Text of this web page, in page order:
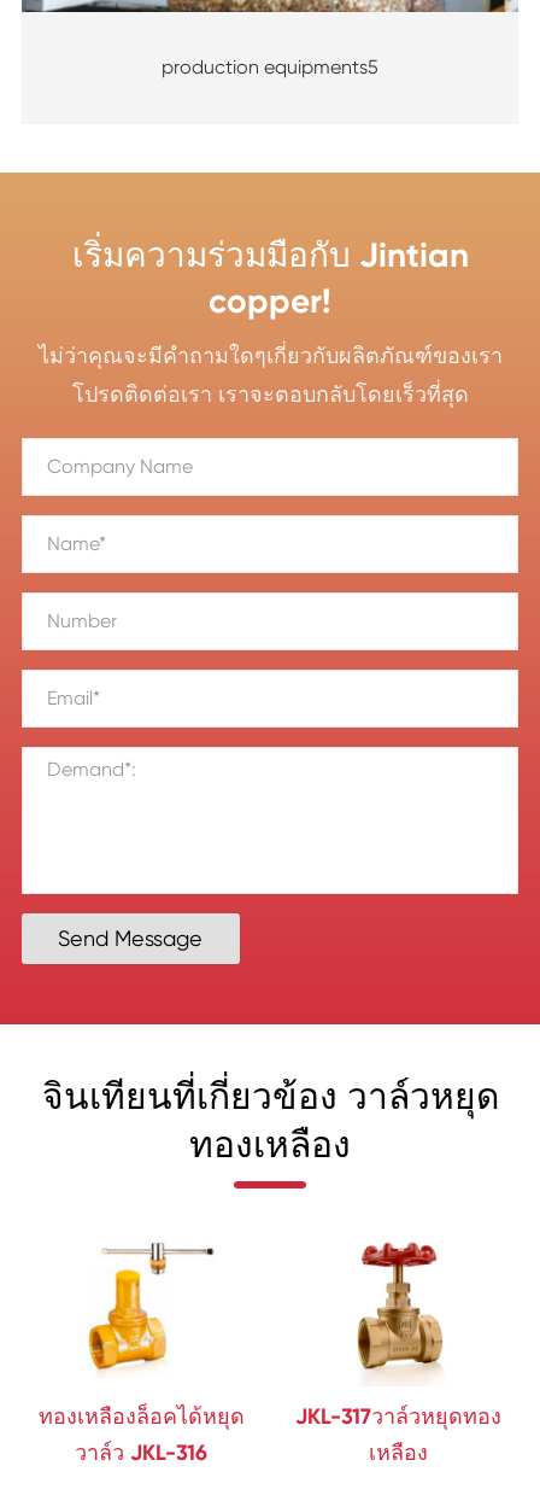
production equipments5
เริ่มความร่วมมือกับ Jintian
copper!
ไม่ว่าคุณจะมีคำถามใดๆเกี่ยวกับผลิตภัณฑ์ของเรา
โปรดติดต่อเรา เราจะตอบกลับโดยเร็วที่สุด
Send Message
จินเทียนที่เกี่ยวข้อง วาล์วหยุด
ทองเหลือง
ทองเหลืองล็อคได้หยุด
วาล์ว JKL-316
JKL-317วาล์วหยุดทอง
เหลือง